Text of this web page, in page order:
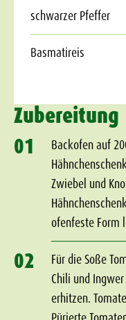
schwarzer Pfeffer
Basmatireis
Zubereitung
01
Backofen auf
Zwiebel und
ofenfeste Form
02
Für die Soße
Chili und
erhitzen.